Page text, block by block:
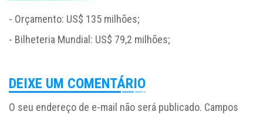
- Orçamento: US$ 135 milhões;
- Bilheteria Mundial: US$ 79,2 milhões;
DEIXE UM COMENTÁRIO
O seu endereço de e-mail não será publicado. Campos